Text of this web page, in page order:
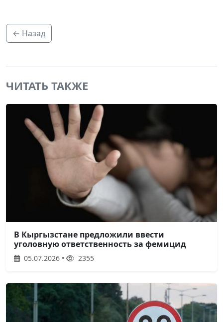
← Назад
ЧИТАТЬ ТАКЖЕ
В Кыргызстане предложили ввести
уголовную ответственность за фемицид
05.07.2026 • 2355